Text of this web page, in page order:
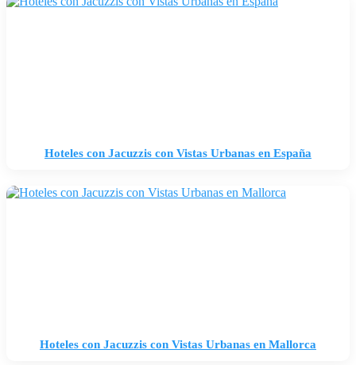
Hoteles con Jacuzzis con Vistas Urbanas en España
Hoteles con Jacuzzis con Vistas Urbanas en Mallorca